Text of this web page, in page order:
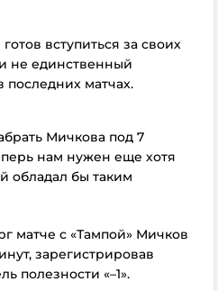
вступиться за своих
не единственный
последних матчах.
Мичкова под 7
нам нужен еще хотя
обладал бы таким
матче с «Тампой» Мичков
зарегистрировав
полезности «–1».